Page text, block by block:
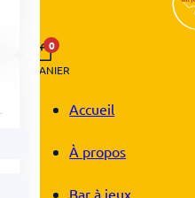
0
PANIER
Accueil
À propos
Bar à jeux